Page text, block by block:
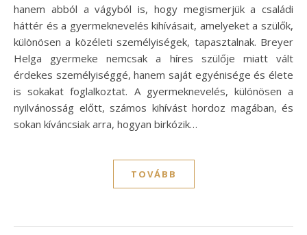
hanem abból a vágyból is, hogy megismerjük a családi
háttér és a gyermeknevelés kihívásait, amelyeket a szülők,
különösen a közéleti személyiségek, tapasztalnak. Breyer
Helga gyermeke nemcsak a híres szülője miatt vált
érdekes személyiséggé, hanem saját egyénisége és élete
is sokakat foglalkoztat. A gyermeknevelés, különösen a
nyilvánosság előtt, számos kihívást hordoz magában, és
sokan kíváncsiak arra, hogyan birkózik…
TOVÁBB